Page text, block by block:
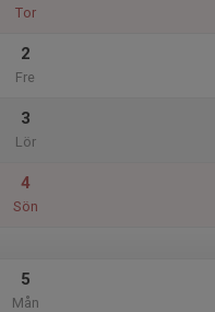
Tor
2
Fre
3
Lör
4
Sön
5
Mån